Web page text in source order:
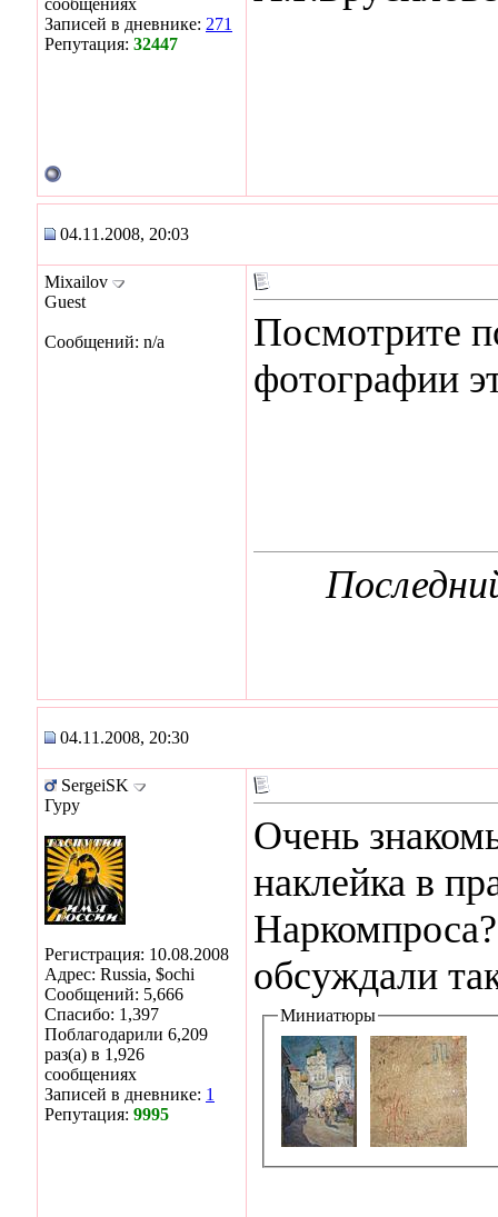
сообщениях
Записей в дневнике: 271
Репутация: 32447
04.11.2008, 20:03
Mixailov
Guest
Сообщений: n/a
Посмотрите
фотографии
04.11.2008, 20:30
SergeiSK
Гуру
Регистрация: 10.08.2008
Адрес: Russia, $ochi
Сообщений: 5,666
Спасибо: 1,397
Поблагодарили 6,209
раз(а) в 1,926
сообщениях
Записей в дневнике: 1
Репутация: 9995
Очень
наклейка в
обсуждали
Миниатюры